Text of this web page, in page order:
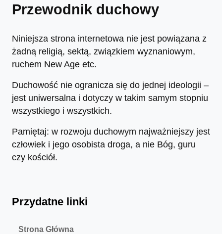
Przewodnik duchowy
Niniejsza strona internetowa nie jest powiązana z
żadną religią, sektą, związkiem wyznaniowym,
ruchem New Age etc.
Duchowość nie ogranicza się do jednej ideologii –
jest uniwersalna i dotyczy w takim samym stopniu
wszystkiego i wszystkich.
Pamiętaj: w rozwoju duchowym najważniejszy jest
człowiek i jego osobista droga, a nie Bóg, guru
czy kościół.
Przydatne linki
Strona Główna